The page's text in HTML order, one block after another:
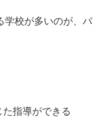
学校が多いのが、バ
指導ができる